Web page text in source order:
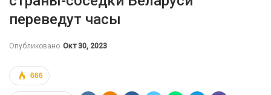
переведут часы
Опубликовано Окт 30, 2023
666